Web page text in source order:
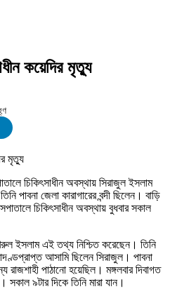
কয়েদির মৃত্যু
চিকিৎসাধীন অবস্থায় সিরাজুল ইসলাম
পাবনা জেলা কারাগারের বন্দী ছিলেন। বাড়ি
চিকিৎসাধীন অবস্থায় বুধবার সকাল
ইসলাম এই তথ্য নিশ্চিত করেছেন। তিনি
আসামি ছিলেন সিরাজুল। পাবনা
রাজশাহী পাঠানো হয়েছিল। মঙ্গলবার দিবাগত
সকাল ৯টার দিকে তিনি মারা যান।